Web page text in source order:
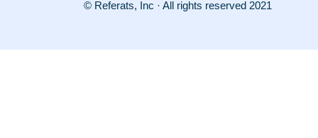
© Referats, Inc · All rights reserved 2021